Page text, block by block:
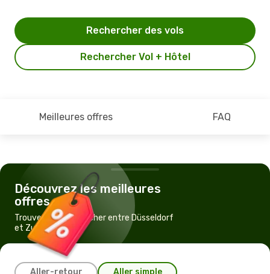
Rechercher Vol + Hôtel
Rechercher des vols
Meilleures offres FAQ
Découvrez les meilleures
offres
Trouvez un vol pas cher entre Düsseldorf
et Zurich
Aller-retour Aller simple